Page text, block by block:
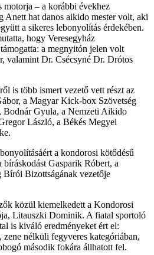
motorja – a korábbi évekhez
Anett hat danos aikido mester volt, aki
a sikeres lebonyolítás érdekében.
hogy Veresegyház
a megnyitón jelen volt
valamint Dr. Csécsyné Dr. Drótos
is több ismert vezető vett részt az
a Magyar Kick-box Szövetség
Bodnár Gyula, a Nemzeti Aikido
László, a Békés Megyei
a kondorosi kötődésű
Gasparik Róbert, a
Bizottságának vezetője
közül kiemelkedett a Kondorosi
Litauszki Dominik. A fiatal sportoló
is kiváló eredményeket ért el:
zene nélküli fegyveres kategóriában,
második fokára állhatott fel.